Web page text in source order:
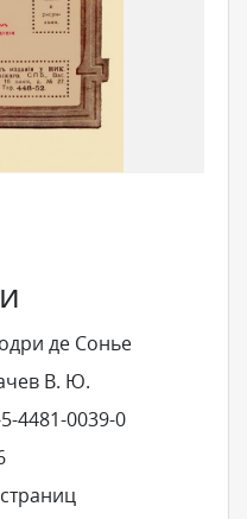
де Сонье
В. Ю.
4481-0039-0